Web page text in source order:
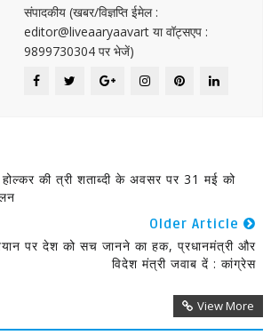
संपादकीय (खबर/विज्ञप्ति ईमेल :
editor@liveaaryaavart या वॉट्सएप :
9899730304 पर भेजें)
होल्कर की त्री शताब्दी के अवसर पर 31 मई को
Older Article
पर देश को सच जानने का हक, प्रधानमंत्री और
विदेश मंत्री जवाब दें : कांग्रेस
View More